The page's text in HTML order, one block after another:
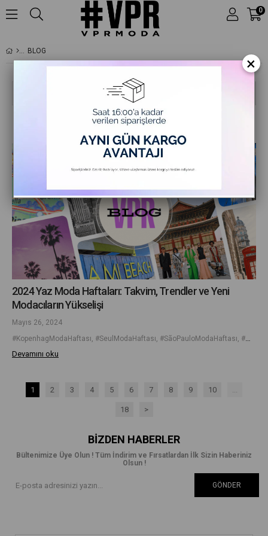
0
BLOG
VPR
2024 Yaz Moda Haftaları: Takvim, Trendler ve Yeni
Modacıların Yükselişi
Mayıs 26, 2024
#KopenhagModaHaftası, #SeulModaHaftası, #SãoPauloModaHaftası, #MiamiSwimWeek, #SürdürülebilirModa, #YeniModacılar, #YazTrendleri2024
Devamını oku
1 2 3 4 5 6 7 8 9 10 ...
18 >
BIZDEN HABERLER
Bültenimize Üye Olun ! Tüm İndirim ve Fırsatlardan İlk Sizin Haberiniz
Olsun !
GÖNDER
×